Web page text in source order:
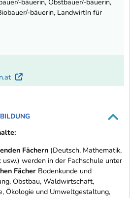
bäuerin, LandwirtIn für
Externer Link
Fächern (Deutsch, Mathematik,
usw.) werden in der Fachschule unter
Fächer Bodenkunde und
Obstbau, Waldwirtschaft,
Ökologie und Umweltgestaltung,